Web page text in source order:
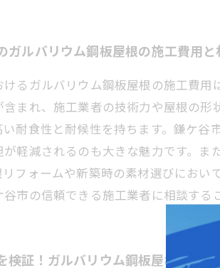
ガルバリウム鋼板屋根の施工費用と
るガルバリウム鋼板屋根の施工費用
含まれ、施工業者の技術力や屋根の
耐食性と耐候性を持ちます。鎌ケ
が軽減されるのも大きな魅力です。
リフォームや新築時の素材選びにお
市の信頼できる施工業者に相談する
検証！ガルバリウム鋼板屋根で節